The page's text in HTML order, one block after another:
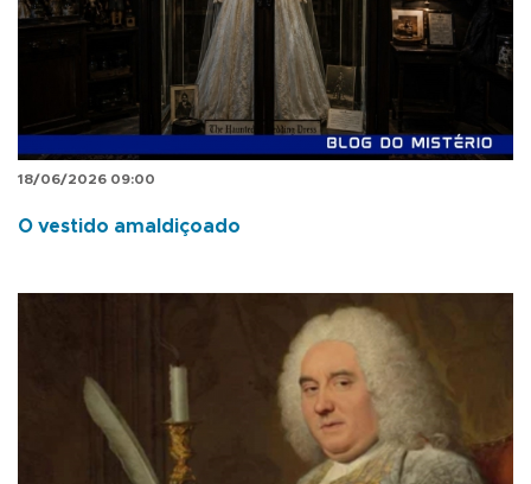
18/06/2026 09:00
O vestido amaldiçoado